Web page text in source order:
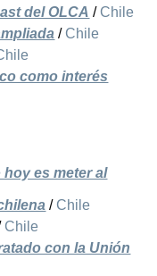
del OLCA / Chile
/ Chile
como interés
es meter al
/ Chile
Chile
con la Unión